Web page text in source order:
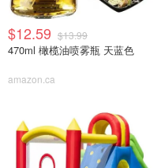
$12.59 $13.99
470ml 橄榄油喷雾瓶 天蓝色
amazon.ca